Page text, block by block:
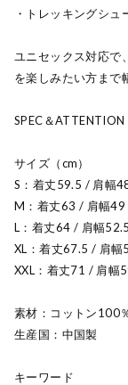
・トレッキングシ
ユニセックス対応で
を楽しみたい方まで
SPEC＆ATTENTION
サイズ（cm）
S：着丈59.5 / 肩幅
M：着丈63 / 肩幅
L：着丈64 / 肩幅
XL：着丈67.5 / 肩
XXL：着丈71 / 肩幅
素材：コットン100
生産国：中国製
キーワード